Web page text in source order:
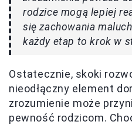
rodzice mogą lepiej
się zachowania
każdy etap to krok w
Ostatecznie, skoki
nieodłączny element
zrozumienie może
pewność rodzicom.